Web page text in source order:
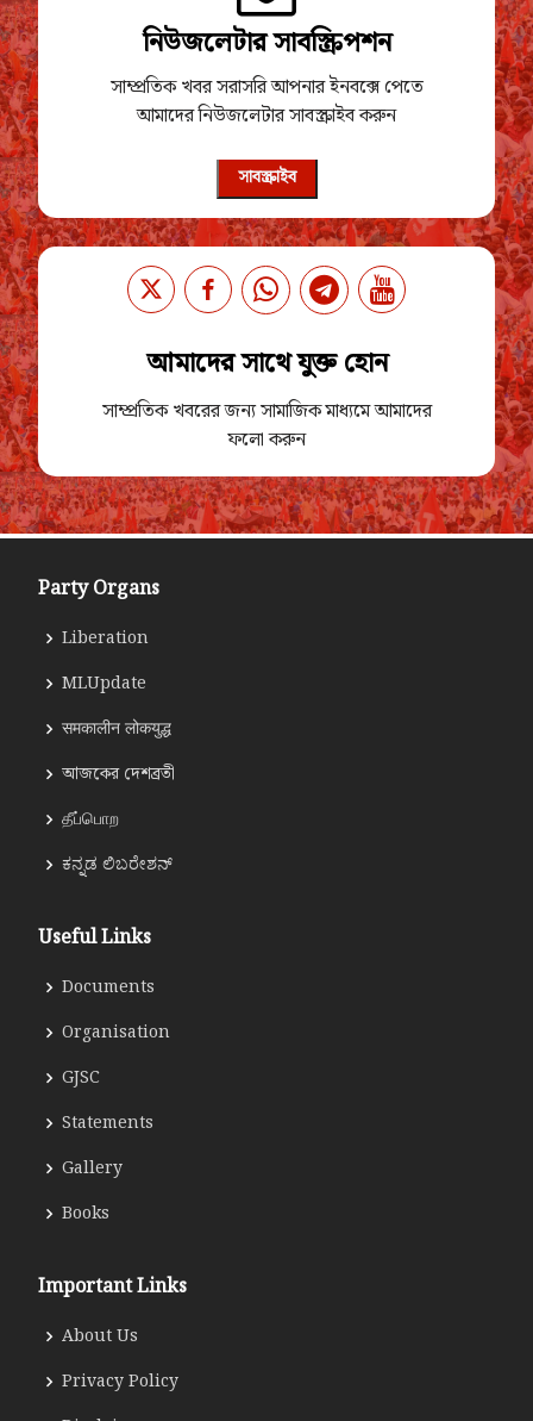
নিউজলেটার সাবস্ক্রিপশন
সাম্প্রতিক খবর সরাসরি আপনার ইনবক্সে পেতে
আমাদের নিউজলেটার সাবস্ক্রাইব করুন
সাবস্ক্রাইব
আমাদের সাথে যুক্ত হোন
সাম্প্রতিক খবরের জন্য সামাজিক মাধ্যমে আমাদের
ফলো করুন
Party Organs
Liberation
MLUpdate
समकालीन लोकयुद्ध
আজকের দেশব্রতী
தீப்பொற
ಕನ್ನಡ ಲಿಬರೇಶನ್
Useful Links
Documents
Organisation
GJSC
Statements
Gallery
Books
Important Links
About Us
Privacy Policy